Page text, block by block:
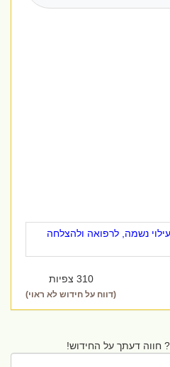
נשמה, לרפואה ולהצלחה
310 צפיות
(דווח על חידוש לא ראוי)
דעתך על החידוש!